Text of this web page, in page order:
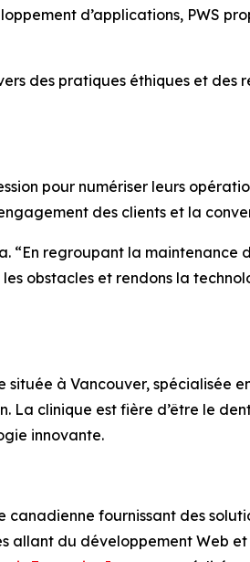
d’applications, PWS
des pratiques éthiques et des
pour numériser leurs
des clients et la
“En regroupant la maintenance
obstacles et rendons la
située à Vancouver, spécialisée
La clinique est fière d’être le
innovante.
fournissant des
allant du développement Web et